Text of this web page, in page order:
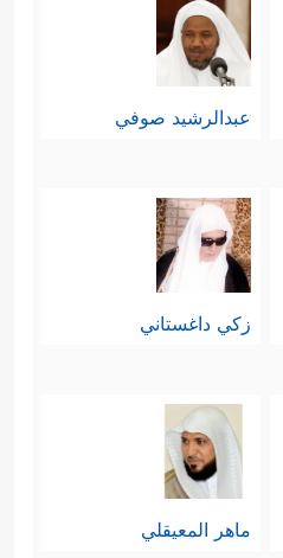
عبدالرشيد صوفي
زكي داغستاني
ماهر المعيقلي